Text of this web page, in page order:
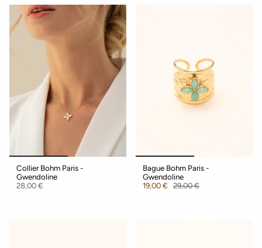
Collier Bohm Paris -
Gwendoline
28,00 €
Bague Bohm Paris -
Gwendoline
19,00 €
29,00 €